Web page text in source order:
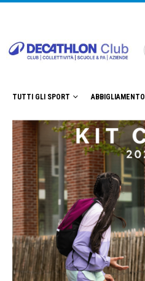
TUTTI GLI SPORT ABBIGLIAMENTO